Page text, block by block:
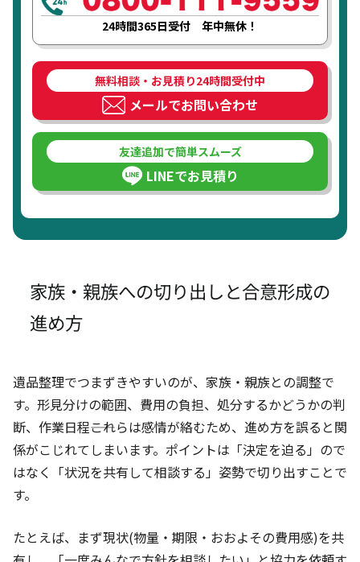
24時間365日受付 年中無休！
無料相談・お見積り24時間受付中
メールでお問い合わせ
友達追加で簡単スムーズ
LINEでお見積り
家族・親族への切り出しと合意形成の
進め方
遺品整理でつまずきやすいのが、家族・親族との調整で
す。形見分けの範囲、費用の負担、処分するかどうかの判
断、作業日程――これらは感情が絡むため、進め方を誤ると関
係がこじれてしまいます。ポイントは「決定を迫る」ので
はなく「状況を共有して相談する」姿勢で切り出すことで
す。
たとえば、まず現状(物量・期限・おおよその費用感)を共